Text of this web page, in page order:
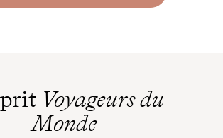
Voyageurs du
Monde